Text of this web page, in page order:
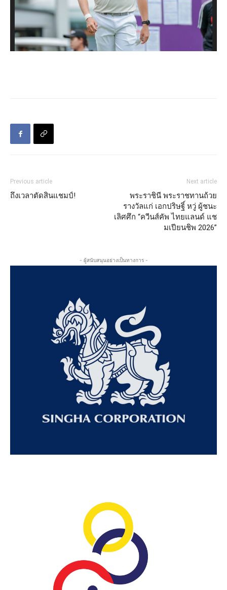
Previous article
ถึงเวลาตัดสินแชมป์!
Next article
พระราชินี พระราชทานถ้วย
รางวัลแก่ เอกปริษฐิ์ หวู่ ผู้ชนะ
เลิศศึก “ควีนส์คัพ ไทยแลนด์ แช
มเปียนชิพ 2026”
- ผู้สนับสนุนอย่างเป็นทางการ -